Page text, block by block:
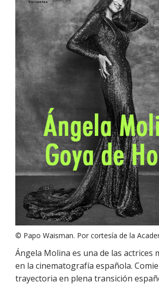
© Papo Waisman. Por cortesía de la
Ángela Molina es una de las actrices
en la cinematografía española.
trayectoria en plena transición